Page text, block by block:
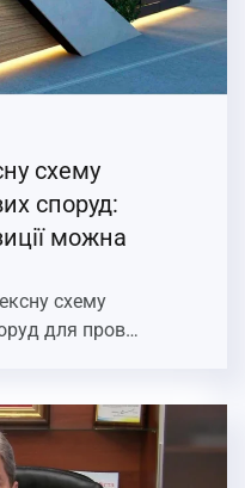
схему
споруд:
можна
схему
для пров…